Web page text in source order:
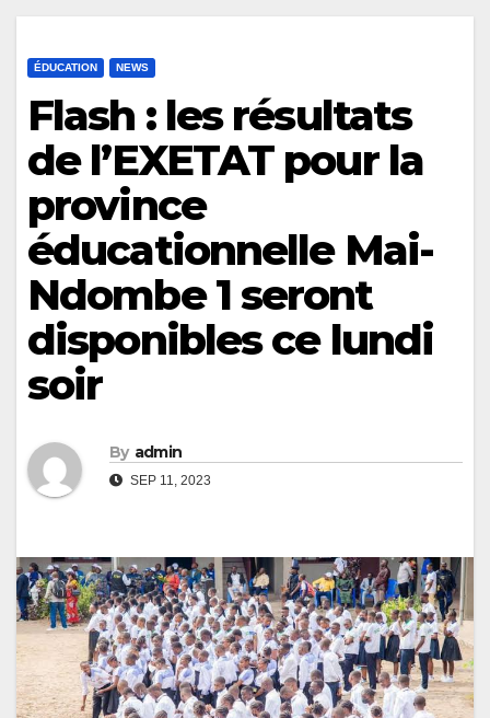
ÉDUCATION NEWS
Flash : les résultats
de l’EXETAT pour la
province
éducationnelle Mai-
Ndombe 1 seront
disponibles ce lundi
soir
By admin
SEP 11, 2023